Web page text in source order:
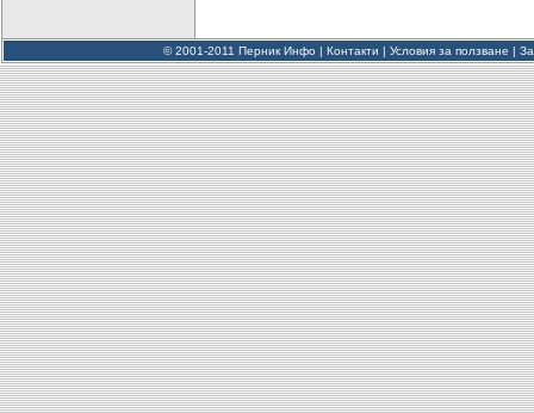
© 2001-2011 Перник Инфо | Контакти | Условия за ползване |